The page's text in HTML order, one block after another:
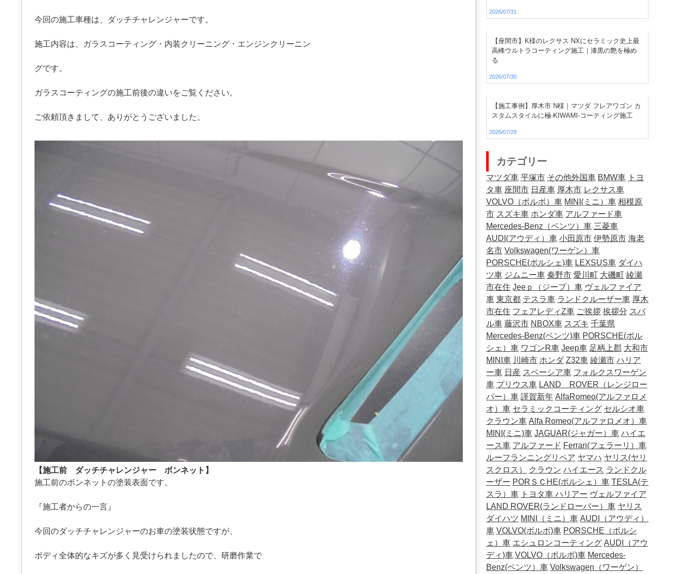
今回の施工車種は、ダッチチャレンジャーです。
施工内容は、ガラスコーティング・内装クリーニング・エンジンクリーニン
グです。
ガラスコーティングの施工前後の違いをご覧ください。
ご依頼頂きまして、ありがとうございました。
【施工前 ダッチチャレンジャー ボンネット】
施工前のボンネットの塗装表面です。
『施工者からの一言』
今回のダッチチャレンジャーのお車の塗装状態ですが、
ボディ全体的なキズが多く見受けられましたので、研磨作業で
2026/07/31
【座間市】K様のレクサス NXにセラミック史上最
高峰ウルトラコーティング施工｜漆黒の艶を極め
る
2026/07/30
【施工事例】厚木市 N様｜マツダ フレアワゴン カ
スタムスタイルに極-KIWAMI-コーティング施工
2026/07/29
カテゴリー
マツダ車 平塚市 その他外国車 BMW車 トヨ
タ車 座間市 日産車 厚木市 レクサス車
VOLVO（ボルボ）車 MINI(ミニ）車 相模原
市 スズキ車 ホンダ車 アルファード車
Mercedes-Benz（ベンツ）車 三菱車
AUDI(アウディ）車 小田原市 伊勢原市 海老
名市 Volkswagen(ワーゲン）車
PORSCHE(ポルシェ)車 LEXSUS車 ダイハ
ツ車 ジムニー車 秦野市 愛川町 大磯町 綾瀬
市在住 Jeeｐ（ジープ）車 ヴェルファイア
車 東京都 テスラ車 ランドクルーザー車 厚木
市在住 フェアレディZ車 ご挨拶 挨拶分 スバ
ル車 藤沢市 NBOX車 スズキ 千葉県
Mercedes-Benz(ベンツ)車 PORSCHE(ポル
シェ）車 ワゴンR車 Jeep車 足柄上郡 大和市
MINI車 川崎市 ホンダ Z32車 綾瀬市 ハリア
ー車 日産 スペーシア車 フォルクスワーゲン
車 プリウス車 LAND ROVER（レンジロー
バー）車 謹賀新年 AlfaRomeo(アルファロメ
オ）車 セラミックコーティング セルシオ車
クラウン車 Alfa Romeo(アルファロメオ）車
MINI(ミニ)車 JAGUAR(ジャガー）車 ハイエ
ース車 アルファード Ferrari(フェラーリ）車
ルーフランニングリペア ヤマハ ヤリス(ヤリ
スクロス）
クラウン ハイエース ランドクル
ーザー PORＳＣHE(ポルシェ）車 TESLA(テ
スラ）車 トヨタ車 ハリアー ヴェルファイア
LAND ROVER(ランドローバー）車 ヤリス
ダイハツ MINI（ミニ）車 AUDI（アウディ）
車 VOLVO(ボルボ)車 PORSCHE（ポルシ
ェ）車 エシュロンコーティング AUDI（アウ
ディ)車 VOLVO（ボルボ)車 Mercedes-
Benz(ベンツ）車 Volkswagen（ワーゲン）